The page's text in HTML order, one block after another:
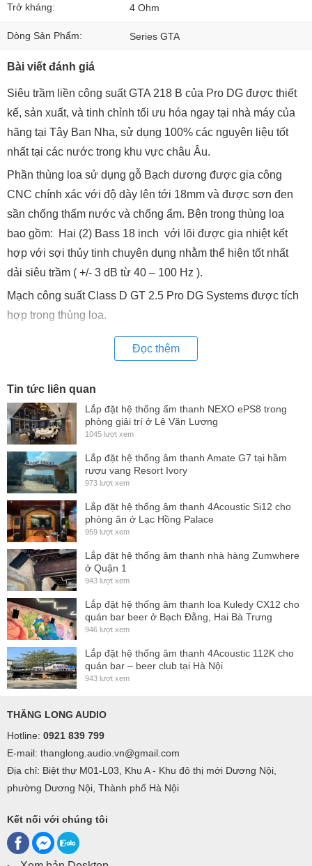
Trở kháng: 4 Ohm
Dòng Sản Phẩm: Series GTA
Bài viết đánh giá
Siêu trầm liền công suất GTA 218 B của Pro DG được thiết
kế, sản xuất, và tinh chỉnh tối ưu hóa ngay tại nhà máy của
hãng tại Tây Ban Nha, sử dụng 100% các nguyên liệu tốt
nhất tại các nước trong khu vực châu Âu.
Phần thùng loa sử dụng gỗ Bạch dương được gia công
CNC chính xác với độ dày lên tới 18mm và được sơn đen
sần chống thấm nước và chống ẩm. Bên trong thùng loa
bao gồm: Hai (2) Bass 18 inch với lõi được gia nhiệt kết
hợp với sợi thủy tinh chuyên dụng nhằm thể hiện tốt nhất
dải siêu trầm ( +/- 3 dB từ 40 – 100 Hz ).
Mạch công suất Class D GT 2.5 Pro DG Systems được tích
hợp trong thùng loa.
Đọc thêm
Tin tức liên quan
Lắp đặt hệ thống ấm thanh NEXO ePS8 trong
phòng giải trí ở Lê Văn Lương
1045 lượt xem
Lắp đặt hệ thống âm thanh Amate G7 tại hầm
rượu vang Resort Ivory
973 lượt xem
Lắp đặt hệ thống âm thanh 4Acoustic Si12 cho
phòng ăn ở Lạc Hồng Palace
959 lượt xem
Lắp đặt hệ thống âm thanh nhà hàng Zumwhere
ở Quận 1
943 lượt xem
Lắp đặt hệ thống âm thanh loa Kuledy CX12 cho
quán bar beer ở Bạch Đằng, Hai Bà Trưng
946 lượt xem
Lắp đặt hệ thống âm thanh 4Acoustic 112K cho
quán bar – beer club tại Hà Nội
943 lượt xem
THĂNG LONG AUDIO
Hotline: 0921 839 799
E-mail: thanglong.audio.vn@gmail.com
Địa chỉ: Biệt thự M01-L03, Khu A - Khu đô thị mới Dương Nội,
phường Dương Nội, Thành phố Hà Nội
Kết nối với chúng tôi